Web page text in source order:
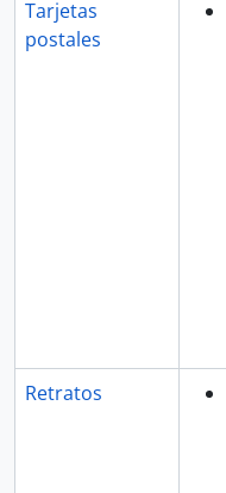
Tarjetas
postales
Retratos